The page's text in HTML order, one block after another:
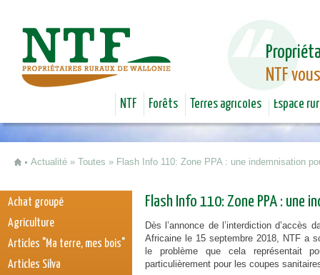
NTF
NTF Forêts Terres agricoles Espace
Actualité » Toutes » Flash Info 110: Zone PPA : une indemnisation
Flash Info 110: Zone PPA : une
Dès l’annonce de l’interdiction d’accès
Africaine le 15 septembre 2018, NTF a
le problème que cela représentait
particulièrement pour les coupes
Achat groupé
Agriculture
Articles "Ma terre, mes bois"
Articles Silva